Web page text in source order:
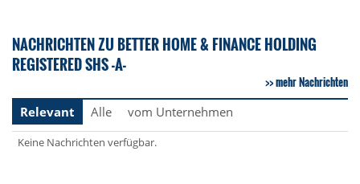
NACHRICHTEN ZU BETTER HOME & FINANCE HOLDING
REGISTERED SHS -A-
mehr Nachrichten
Relevant
Alle vom Unternehmen
Keine Nachrichten verfügbar.